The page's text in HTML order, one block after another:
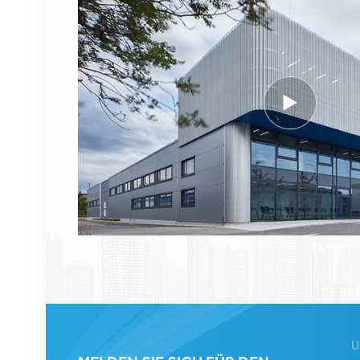
474914A AirScale RRH
4T4R RRU Basisstation
DETAILS ANZEIGEN
NOKIA FUFAS
473288A.102
Glasfaserkabel LC OD-
LC OD Dual 2m
DETAILS ANZEIGEN
1662SMC 3AL98324AA
ERICSSON 2212 B31